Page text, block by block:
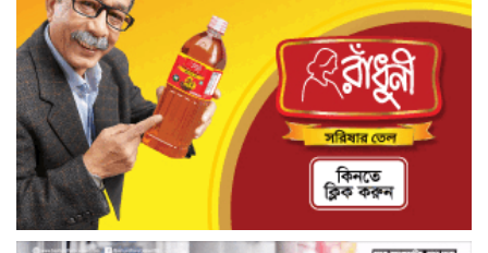
আশুলিয়ার কাঠগড়া নয়াপাড়ায় কথিত মাদক
ব্যবসার অভিযোগ, পুলিশের হস্তক্ষেপ কামনা
এলাকাবাসীর